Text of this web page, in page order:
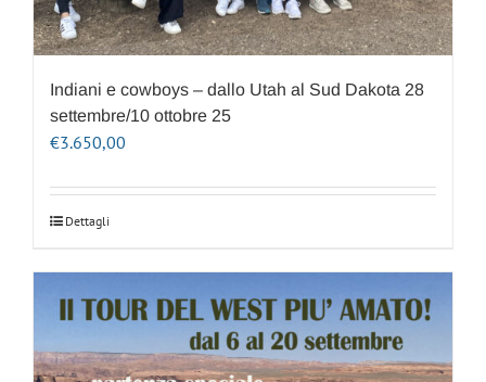
Indiani e cowboys – dallo Utah al Sud Dakota 28
settembre/10 ottobre 25
€3.650,00
Dettagli